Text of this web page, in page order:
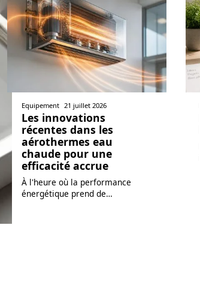
Equipement 21 juillet 2026
Les innovations
récentes dans les
aérothermes eau
chaude pour une
efficacité accrue
À l'heure où la performance
énergétique prend de…